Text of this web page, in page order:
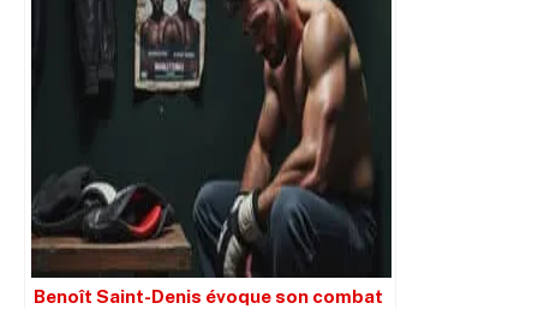
Benoît Saint-Denis évoque son combat